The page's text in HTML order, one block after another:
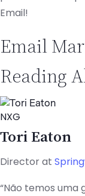
Email!
Email
Reading
NXG
Tori Eaton
Director at
“Não temos uma